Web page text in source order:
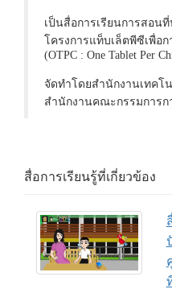
เป็นสื่อการเรียนการสอน
โครงการแท็บเล็ตพีซีเพื่อ
(OTPC : One Tablet Per
จัดทำโดยสำนักงานเทคโ
สำนักงานคณะกรรมการ
สื่อการเรียนรู้ที่เกี่ยวข้อง